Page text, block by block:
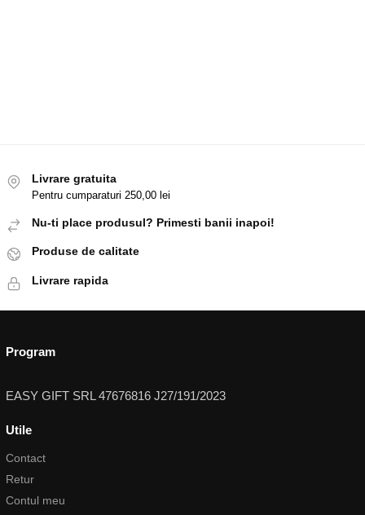
Livrare gratuita
Pentru cumparaturi 250,00 lei
Nu-ti place produsul? Primesti banii inapoi!
Produse de calitate
Livrare rapida
Program
EASY GIFT SRL 47676816 J27/191/2023
Utile
Contact
Retur
Contul meu